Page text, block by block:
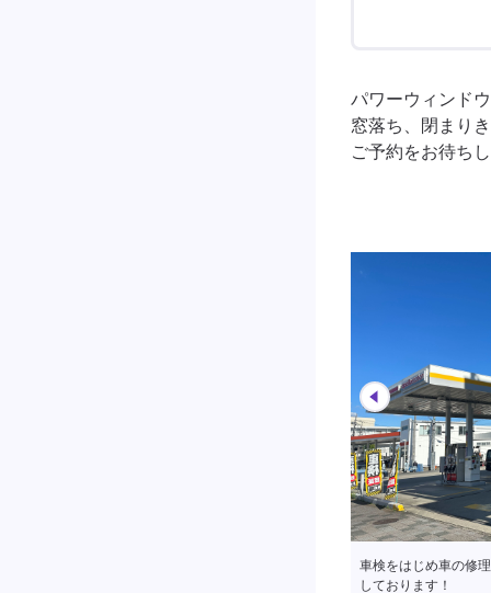
パワーウィンド
窓落ち、閉まり
ご予約をお待ち
車検をはじめ車の修
しております！